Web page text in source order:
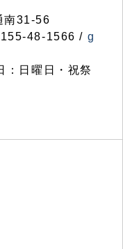
南31-56
48-1566 / g
日曜日・祝祭